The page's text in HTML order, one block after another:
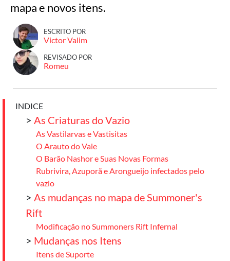
mapa e novos itens.
ESCRITO POR
Victor Valim
REVISADO POR
Romeu
INDICE
> As Criaturas do Vazio
As Vastilarvas e Vastisitas
O Arauto do Vale
O Barão Nashor e Suas Novas Formas
Rubrivira, Azuporã e Arongueijo infectados pelo
vazio
> As mudanças no mapa de Summoner's
Rift
Modificação no Summoners Rift Infernal
> Mudanças nos Itens
Itens de Suporte